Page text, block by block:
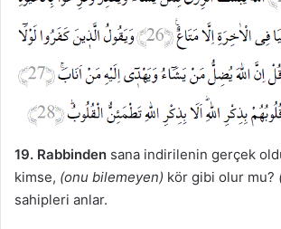
19. Rabbinden sana indirilenin gerçek
kimse, (onu bilemeyen) kör gibi olur mu?
sahipleri anlar.